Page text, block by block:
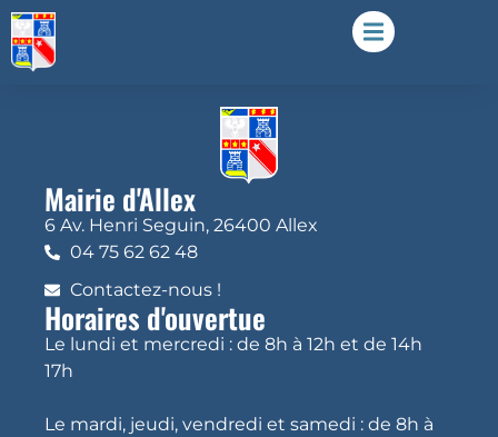
Mairie d'Allex
6 Av. Henri Seguin, 26400 Allex
04 75 62 62 48
Contactez-nous !
Horaires d'ouvertue
Le lundi et mercredi : de 8h à 12h et de 14h
17h
Le mardi, jeudi, vendredi et samedi : de 8h à